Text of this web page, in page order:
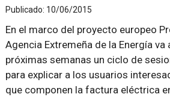
Publicado: 10/06/2015
En el marco del proyecto europeo
Agencia Extremeña de la Energía va
próximas semanas un ciclo de
para explicar a los usuarios
que componen la factura eléctrica